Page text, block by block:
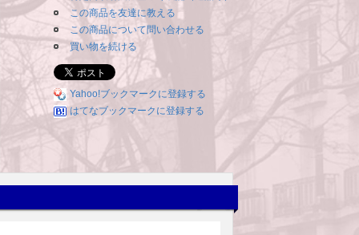
この商品を友達に教える
この商品について問い合わせる
買い物を続ける
Yahoo!ブックマークに登録する
はてなブックマークに登録する